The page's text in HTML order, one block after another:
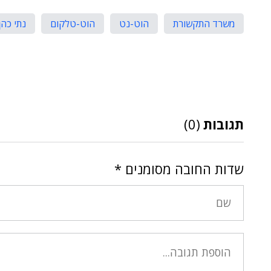
משרד התקשורת הוט-נט הוט-טלקום נתי
תגובות (0)
שדות החובה מסומנים *